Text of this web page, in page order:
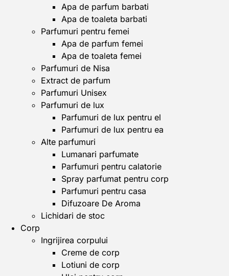
Apa de parfum barbati
Apa de toaleta barbati
Parfumuri pentru femei
Apa de parfum femei
Apa de toaleta femei
Parfumuri de Nisa
Extract de parfum
Parfumuri Unisex
Parfumuri de lux
Parfumuri de lux pentru el
Parfumuri de lux pentru ea
Alte parfumuri
Lumanari parfumate
Parfumuri pentru calatorie
Spray parfumat pentru corp
Parfumuri pentru casa
Difuzoare De Aroma
Lichidari de stoc
Corp
Ingrijirea corpului
Creme de corp
Lotiuni de corp